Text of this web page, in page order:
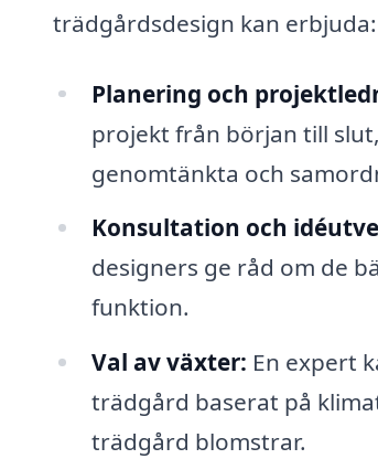
trädgårdsdesign kan erbjuda:
Planering och
projekt från början till
genomtänkta och
Konsultation och
designers ge råd om de
funktion.
Val av växter: En expert
trädgård baserat på
trädgård blomstrar.